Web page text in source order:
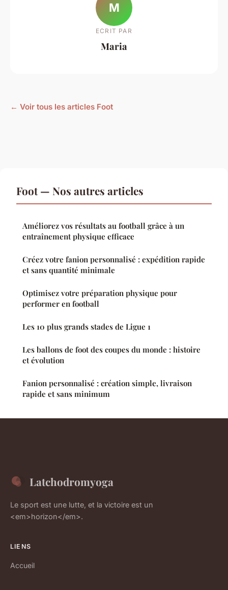
M
ECRIT PAR
Maria
← Voir tous les articles Foot
Foot — Nos autres articles
Améliorez vos résultats au football grâce à un
entraînement physique efficace
Créez votre fanion personnalisé : expédition rapide
et sans quantité minimale
Optimisez votre préparation physique pour
performer en football
Les 10 plus grands stades de Ligue 1
Les ballons de foot des coupes du monde : histoire
et évolution
Fanion personnalisé : création simple, livraison
rapide et sans minimum
Latchodromyoga
Le sport est une lutte, et la victoire est un
<em>horizon</em>.
LIENS
Accueil